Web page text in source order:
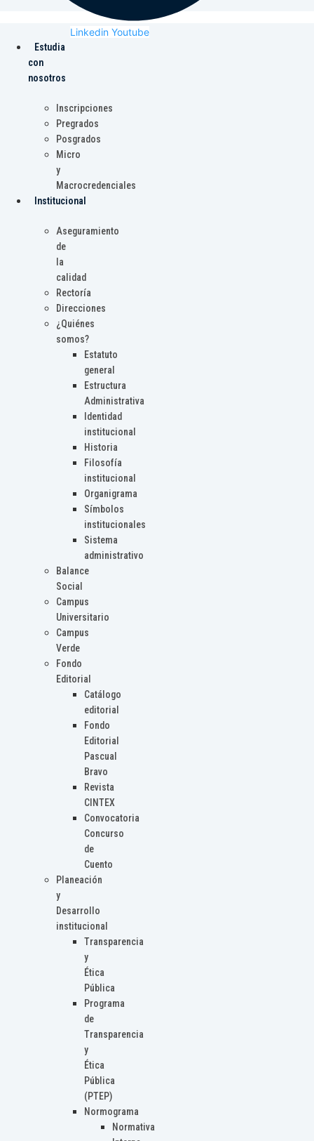
Linkedin Youtube
Estudia
con
nosotros
Inscripciones
Pregrados
Posgrados
Micro
y
Macrocredenciales
Institucional
Aseguramiento
de
la
calidad
Rectoría
Direcciones
¿Quiénes
somos?
Estatuto
general
Estructura
Administrativa
Identidad
institucional
Historia
Filosofía
institucional
Organigrama
Símbolos
institucionales
Sistema
administrativo
Balance
Social
Campus
Universitario
Campus
Verde
Fondo
Editorial
Catálogo
editorial
Fondo
Editorial
Pascual
Bravo
Revista
CINTEX
Convocatoria
Concurso
de
Cuento
Planeación
y
Desarrollo
institucional
Transparencia
y
Ética
Pública
Programa
de
Transparencia
y
Ética
Pública
(PTEP)
Normograma
Normativa